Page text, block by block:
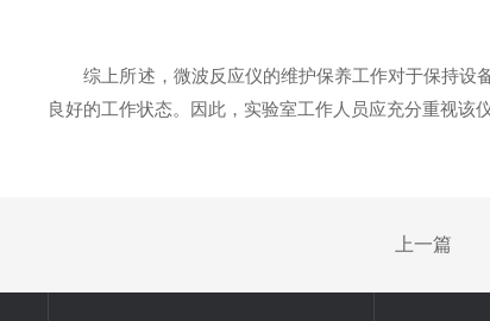
综上所述，微波反应仪的维护保养工作对于保持设备
良好的工作状态。因此，实验室工作人员应充分重视该
上一篇